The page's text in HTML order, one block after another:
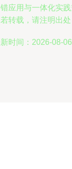
应用与一体化实
转载，请注明出
时间：2026-08-